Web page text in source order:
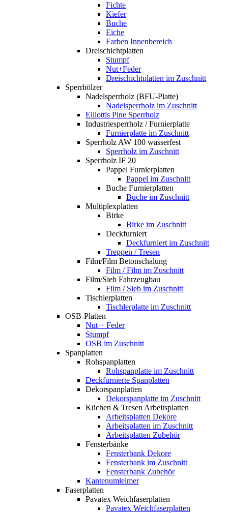
Fichte
Kiefer
Buche
Eiche
Farben Innenbereich
Dreischichtplatten
Stumpf
Nut+Feder
Dreischichtplatten im Zuschnitt
Sperrhölzer
Nadelsperrholz (BFU-Platte)
Nadelsperrholz im Zuschnitt
Elliottis Pine Sperrholz
Industriesperrholz / Furnierplatte
Furnierplatte im Zuschnitt
Sperrholz AW 100 wasserfest
Sperrholz im Zuschnitt
Sperrholz IF 20
Pappel Furnierplatten
Pappel im Zuschnitt
Buche Furnierplatten
Buche im Zuschnitt
Multiplexplatten
Birke
Birke im Zuschnitt
Deckfurniert
Deckfurniert im Zuschnitt
Treppen / Tresen
Film/Film Betonschalung
Film / Film im Zuschnitt
Film/Sieb Fahrzeugbau
Film / Sieb im Zuschnitt
Tischlerplatten
Tischlerplatte im Zuschnitt
OSB-Platten
Nut + Feder
Stumpf
OSB im Zuschnitt
Spanplatten
Rohspanplatten
Rohspanplatte im Zuschnitt
Deckfurnierte Spanplatten
Dekorspanplatten
Dekorspanplatte im Zuschnitt
Küchen & Tresen Arbeitsplatten
Arbeitsplatten Dekore
Arbeitsplatten im Zuschnitt
Arbeitsplatten Zubehör
Fensterbänke
Fensterbank Dekore
Fensterbank im Zuschnitt
Fensterbank Zubehör
Kantenumleimer
Faserplatten
Pavatex Weichfaserplatten
Pavatex Weichfaserplatten